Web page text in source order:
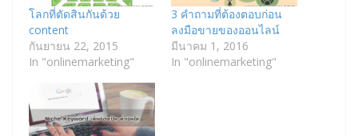
โลกที่ตัดสินกันด้วย
content
กันยายน 22, 2015
In "onlinemarketing"
3 คำถามที่ต้องตอบก่อน
ลงมือขายของออนไลน์
มีนาคม 1, 2016
In "onlinemarketing"